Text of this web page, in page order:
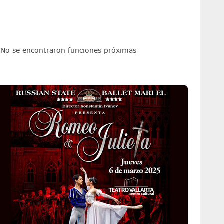
No se encontraron funciones próximas